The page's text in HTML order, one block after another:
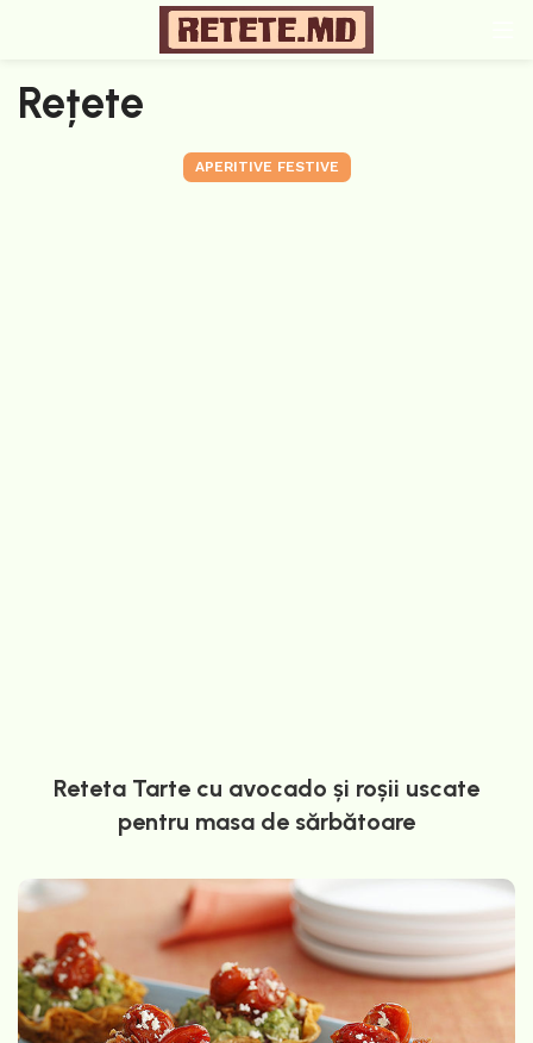
Rețete
APERITIVE FESTIVE
Reteta Tarte cu avocado și roșii uscate
pentru masa de sărbătoare